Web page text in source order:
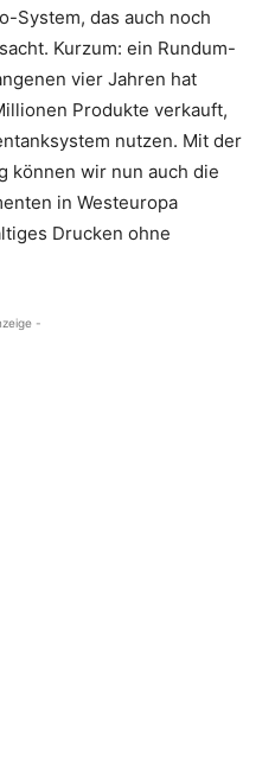
System, das auch noch
Kurzum: ein Rundum-
vier Jahren hat
Produkte verkauft,
nutzen. Mit der
können wir nun auch die
in Westeuropa
Drucken ohne
-